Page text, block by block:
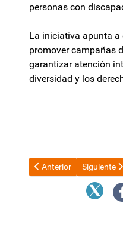
personas con
La iniciativa apunta a
promover campañas
garantizar atención
diversidad y los
Artículo anterior: Sigue
Anterior Artículo
Siguiente